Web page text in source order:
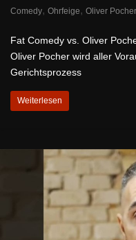
Comedy, Ohrfeige, Oliver Pocher
Fat Comedy vs. Oliver
Oliver Pocher wird aller
Gerichtsprozess
Weiterlesen